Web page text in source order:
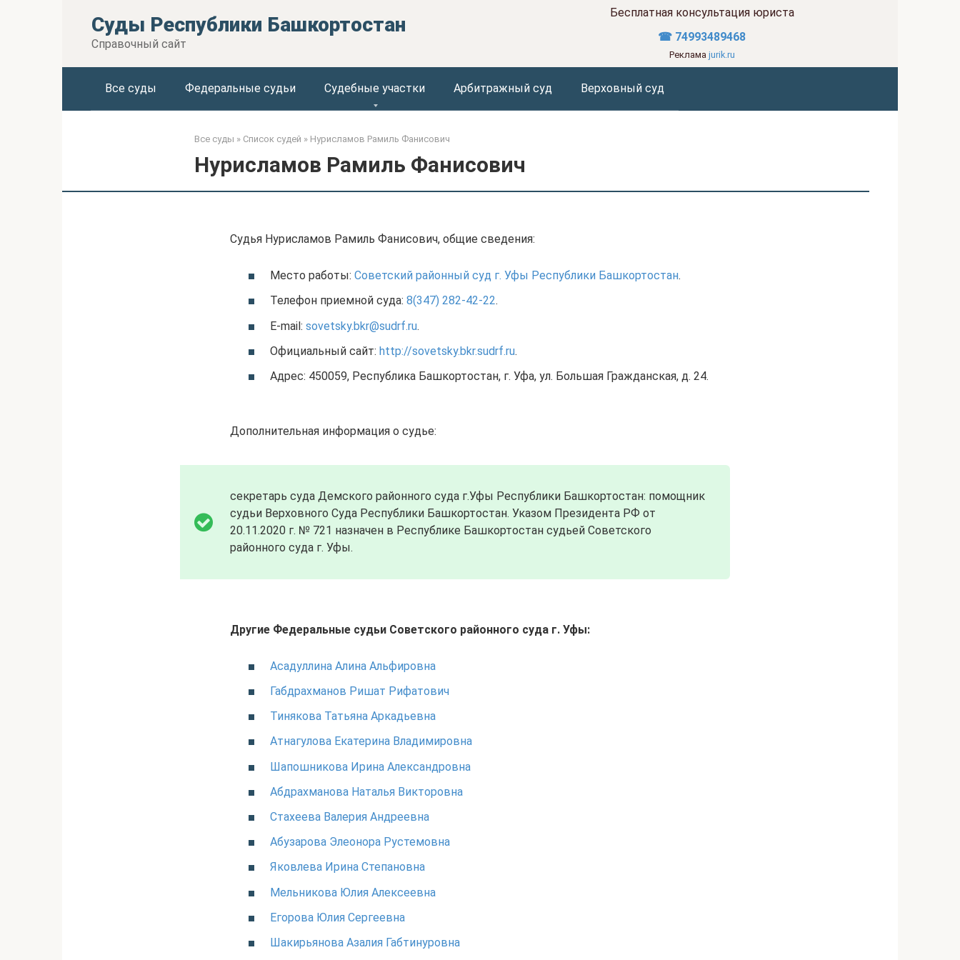
Суды Республики Башкортостан
Справочный сайт
Бесплатная консультация юриста
☎ 74993489468
Реклама jurik.ru
Все суды Федеральные судьи Судебные участки Арбитражный суд Верховный суд
Все суды » Список судей » Нурисламов Рамиль Фанисович
Нурисламов Рамиль Фанисович
Судья Нурисламов Рамиль Фанисович, общие сведения:
Место работы: Советский районный суд г. Уфы Республики Башкортостан.
Телефон приемной суда: 8(347) 282-42-22.
E-mail: sovetsky.bkr@sudrf.ru.
Официальный сайт: http://sovetsky.bkr.sudrf.ru.
Адрес: 450059, Республика Башкортостан, г. Уфа, ул. Большая Гражданская, д. 24.
Дополнительная информация о судье:
секретарь суда Демского районного суда г.Уфы Республики Башкортостан: помощник
судьи Верховного Суда Республики Башкортостан. Указом Президента РФ от
20.11.2020 г. № 721 назначен в Республике Башкортостан судьей Советского
районного суда г. Уфы.
Другие Федеральные судьи Советского районного суда г. Уфы:
Асадуллина Алина Альфировна
Габдрахманов Ришат Рифатович
Тинякова Татьяна Аркадьевна
Атнагулова Екатерина Владимировна
Шапошникова Ирина Александровна
Абдрахманова Наталья Викторовна
Стахеева Валерия Андреевна
Абузарова Элеонора Рустемовна
Яковлева Ирина Степановна
Мельникова Юлия Алексеевна
Егорова Юлия Сергеевна
Шакирьянова Азалия Габтинуровна